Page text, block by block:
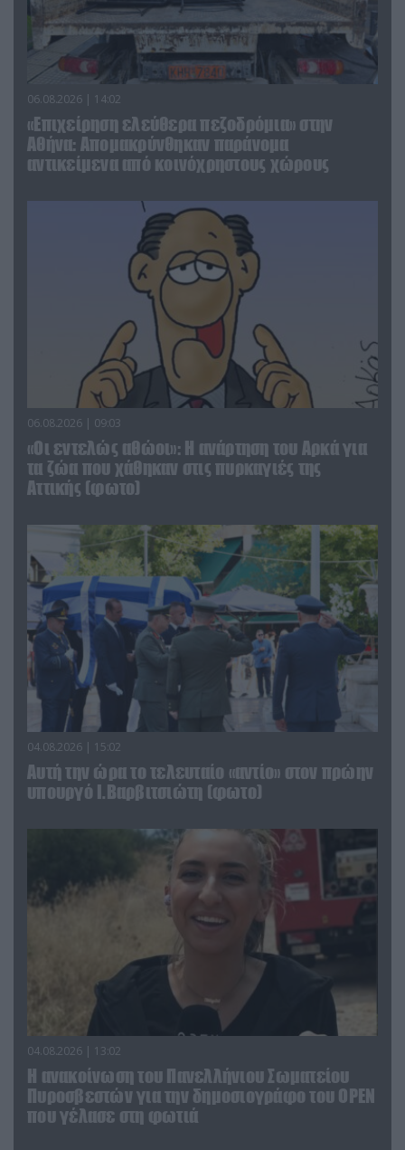
06.08.2026 | 14:02
«Επιχείρηση ελεύθερα πεζοδρόμια» στην
Αθήνα: Απομακρύνθηκαν παράνομα
αντικείμενα από κοινόχρηστους χώρους
06.08.2026 | 09:03
«Οι εντελώς αθώοι»: Η ανάρτηση του Αρκά για
τα ζώα που χάθηκαν στις πυρκαγιές της
Αττικής (φωτο)
04.08.2026 | 15:02
Αυτή την ώρα το τελευταίο «αντίο» στον πρώην
υπουργό Ι.Βαρβιτσιώτη (φωτο)
04.08.2026 | 13:02
Η ανακοίνωση του Πανελλήνιου Σωματείου
Πυροσβεστών για την δημοσιογράφο του OPEN
που γέλασε στη φωτιά